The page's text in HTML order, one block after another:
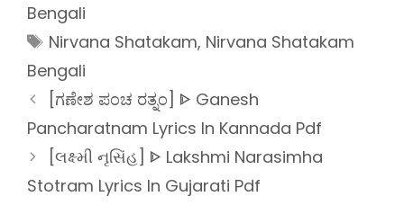
Bengali
Tags
Nirvana Shatakam, Nirvana Shatakam
Bengali
[ಗಣೇಶ ಪಂಚ ರತ್ನಂ] ᐈ Ganesh
Pancharatnam Lyrics In Kannada Pdf
[લક્ષ્મી નૃસિંહ] ᐈ Lakshmi Narasimha
Stotram Lyrics In Gujarati Pdf